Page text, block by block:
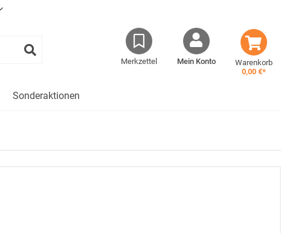
Merkzettel Mein Konto
Warenkorb
0,00 €*
Sonderaktionen